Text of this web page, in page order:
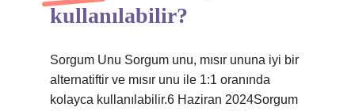
kullanılabilir?
Sorgum Unu Sorgum unu, mısır ununa iyi bir
alternatiftir ve mısır unu ile 1:1 oranında
kolayca kullanılabilir.6 Haziran 2024Sorgum